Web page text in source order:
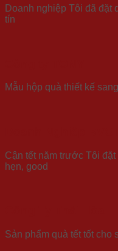
Doanh nghiệp Tôi đã đặt
tín
Mẫu hộp quà thiết kế
Cận tết năm trước Tôi
hẹn, good
Sản phẩm quà tết tốt cho